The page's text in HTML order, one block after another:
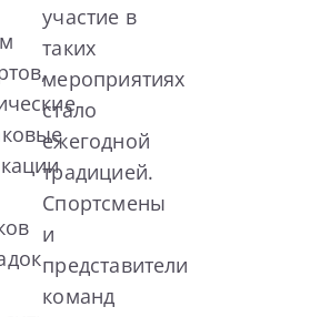
участие в
таких
мероприятиях
стало
ежегодной
традицией.
Спортсмены
и
представители
команд